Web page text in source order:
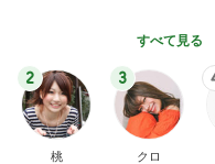
すべて見る
2
桃
3
クロ